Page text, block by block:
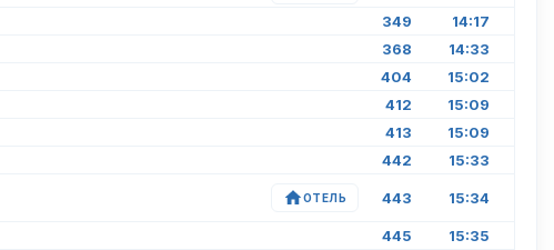
349 14:17
368 14:33
404 15:02
412 15:09
413 15:09
442 15:33
ОТЕЛЬ 443 15:34
445 15:35